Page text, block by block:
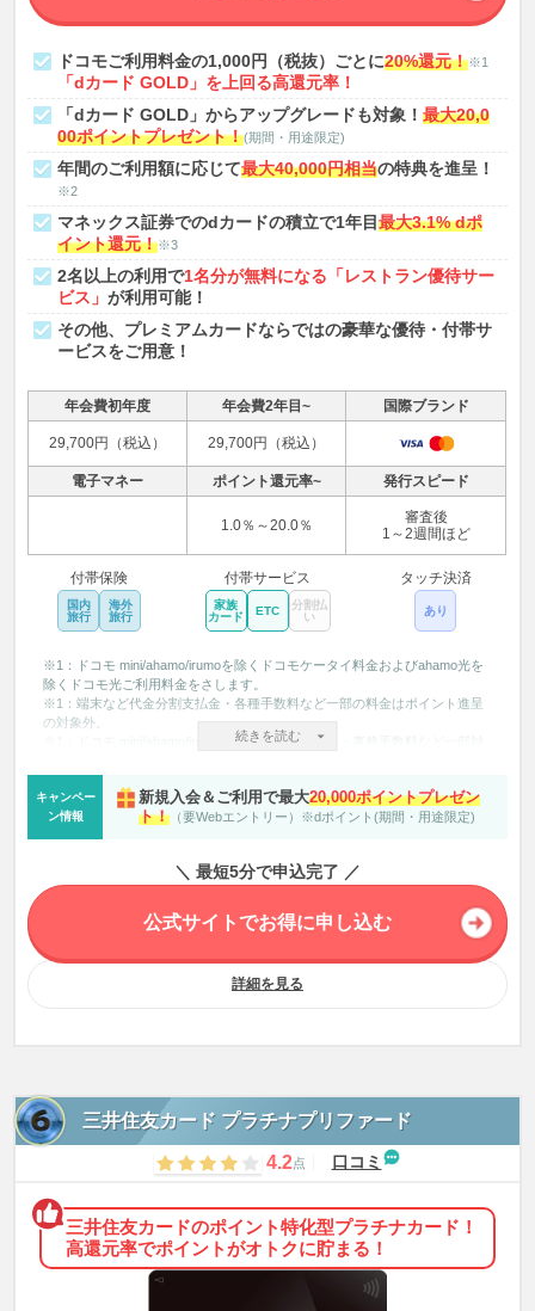
ドコモご利用料金の1,000円（税抜）ごとに20%還元！※1
「dカード GOLD」を上回る高還元率！
「dカード GOLD」からアップグレードも対象！最大20,0
00ポイントプレゼント！(期間・用途限定)
年間のご利用額に応じて最大40,000円相当の特典を進呈！
※2
マネックス証券でのdカードの積立で1年目最大3.1% dポ
イント還元！※3
2名以上の利用で1名分が無料になる「レストラン優待サー
ビス」が利用可能！
その他、プレミアムカードならではの豪華な優待・付帯サ
ービスをご用意！
年会費初年度 年会費2年目~ 国際ブランド
29,700円（税込） 29,700円（税込）
電子マネー ポイント還元率~ 発行スピード
1.0％～20.0％
審査後
1～2週間ほど
付帯保険
国内
旅行
海外
旅行
付帯サービス
家族
カード
ETC
分割払
い
タッチ決済
あり
続きを読む
※1：ドコモ mini/ahamo/irumoを除くドコモケータイ料金およびahamo光を
除くドコモ光ご利用料金をさします。
※1：端末など代金分割支払金・各種手数料など一部の料金はポイント進呈
の対象外。
※1：ドコモ mini/ahamo/irumo利用料金・端末代金・事務手数料など一部対
※2： Edyチャージ、nanacoチャージ、SMART ICOCA、キャッシング返済
金、リボ払い手数料、分割払い手数料、年会費、遅延損害金などは年間ご利
用額の対象外となります。
能性があります（例： 10,000円→7,000円クーポン）
※3：カードで通常たまるポイント（利用額100円(税込)につき1ポイント）
は進呈対象外です。
※3：「dカード積立」のご利用額は、dカード PLATINUM年間ご利用額特典
キャンペー
ン情報
新規入会＆ご利用で最大20,000ポイントプレゼン
ト！ （要Webエントリー）※dポイント(期間・用途限定)
＼ 最短5分で申込完了 ／
公式サイトでお得に申し込む
詳細を見る
三井住友カード プラチナプリファード
4.2点 口コミ
三井住友カードのポイント特化型プラチナカード！
高還元率でポイントがオトクに貯まる！